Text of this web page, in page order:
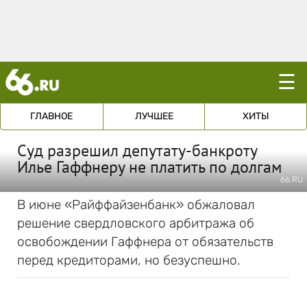
☰
ГЛАВНОЕ ЛУЧШЕЕ ХИТЫ
Суд разрешил депутату-банкроту
Илье Гаффнеру не платить по долгам
66.RU
В июне «Райффайзенбанк» обжаловал
решение свердловского арбитража об
освобождении Гаффнера от обязательств
перед кредиторами, но безуспешно.